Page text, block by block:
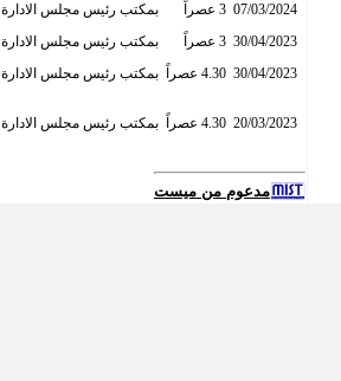
07/03/2024 3 عصراً بمكتب رئيس مجلس الادارة 2005 كورنيش النيل – ابراج نايل سيتى – البرج الشمالى – الدور 30 رملة بولاق - القاهرة
30/04/2023 3 عصراً بمكتب رئيس مجلس الادارة 2005 كورنيش النيل – ابراج نايل سيتى – البرج الشمالى – الدور 30 رملة بولاق - القاهرة
30/04/2023 4.30 عصراً بمكتب رئيس مجلس الادارة 2005 كورنيش النيل – ابراج نايل سيتى – البرج الشمالى – الدور 30 رملة بولاق - القاهرة
20/03/2023 4.30 عصراً بمكتب رئيس مجلس الادارة 2005 كورنيش النيل – ابراج نايل سيتى – البرج الشمالى – الدور 30 رملة بولاق - القاهرة
مدعوم من ميست